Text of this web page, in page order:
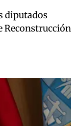
diputados
Reconstrucción